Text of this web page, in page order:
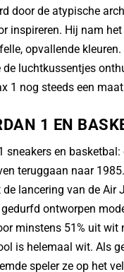
door de atypische
inspireren. Hij nam
opvallende
de luchtkussentjes
1 nog steeds een
1 EN
sneakers en
teruggaan naar
lancering van de Air
ontworpen
minstens 51% uit wit
is helemaal wit. Als
speler ze op het